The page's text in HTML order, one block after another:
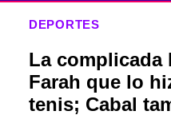
DEPORTES
La complicada
Farah que lo
tenis; Cabal